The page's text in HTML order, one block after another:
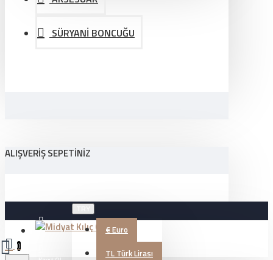
SÜRYANİ BONCUĞU
ALIŞVERIŞ SEPETINIZ
Üye Girişi €Euro
TL Türk Lirası
0